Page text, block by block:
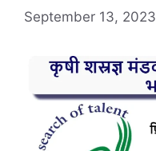
September 13, 2023